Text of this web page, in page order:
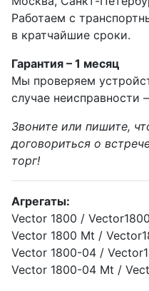
Работаем с
в кратчайшие сроки.
Гарантия – 1 месяц
Мы проверяем
случае неисправности
Звоните или пишите,
договориться о
торг!
Агрегаты:
Vector 1800 / Vector1800
Vector 1800 Mt /
Vector 1800-04 /
Vector 1800-04 Mt /